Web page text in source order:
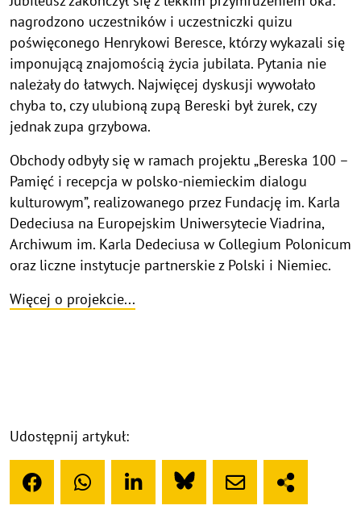
nagrodzono uczestników i uczestniczki quizu
poświęconego Henrykowi Beresce, którzy wykazali się
imponującą znajomością życia jubilata. Pytania nie
należały do łatwych. Najwięcej dyskusji wywołało
chyba to, czy ulubioną zupą Bereski był żurek, czy
jednak zupa grzybowa.
Obchody odbyły się w ramach projektu „Bereska 100 –
Pamięć i recepcja w polsko-niemieckim dialogu
kulturowym”, realizowanego przez Fundację im. Karla
Dedeciusa na Europejskim Uniwersytecie Viadrina,
Archiwum im. Karla Dedeciusa w Collegium Polonicum
oraz liczne instytucje partnerskie z Polski i Niemiec.
Więcej o projekcie...
Udostępnij artykuł: